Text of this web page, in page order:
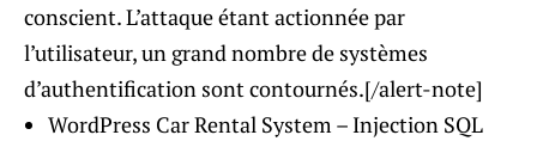
conscient. L’attaque étant actionnée par
l’utilisateur, un grand nombre de systèmes
d’authentification sont contournés.[/alert-note]
WordPress Car Rental System – Injection SQL